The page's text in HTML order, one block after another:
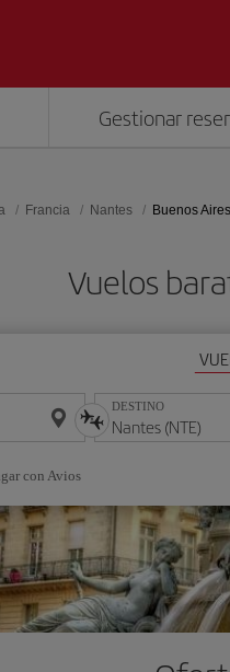
Gestionar
Francia Nantes Buenos
Vuelos
DESTINO
con Avios